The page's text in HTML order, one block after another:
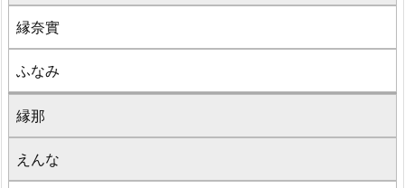
縁奈實
ふなみ
縁那
えんな